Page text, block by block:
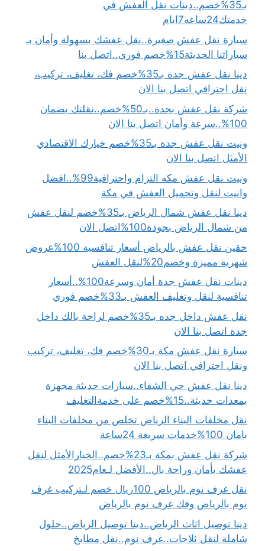
بـ35%خصم..دينات نقل العفش في
خدمتك24ساعه7ايام
سيارة نقل عفش صغيرة..نقل عفشك بسهولة وأمان بـ
سياراتنا الحديثة15%خصم فوري..اتصل بنا
دينا نقل عفش جدة بـ35%خصم فك، تغليف، تركيب،
نقل احترافي اتصل بنا الان
شركة نقل عفش بجدة..بـ50%خصم..نقلتك بضمان
100%..سرعة وأمان اتصل بنا الان
ونيت نقل عفش جدة بـ35%خصم خيارك الاقتصادي
الأمثل اتصل بنا الان
ونيت نقل عفش مكه التزام واحترافية99%..افضل
وانيت لنقل وتحميل العفش في مكة
دينا نقل عفش شمال الرياض بـ35%خصم لنقل عفش
من شمال الرياض بجودة100%اتصل الان
حقين نقل عفش بالرياض أسعار تنافسية 100%عروض
شهرية مميزة وخصم20%لنقل العفش
دينات نقل عفش جدة أمان وسرعة100%..أسعار
تنافسية لنقل وتغليف العفش بـ33%خصم فوري
نقل عفش داخل جده بـ35%خصم لراحة بالك داخل
جدة اتصل بنا الان
سيارة نقل عفش مكة بـ30%خصم فك، تغليف، تركيب
ونقل احترافي اتصل بنا الان
دينا نقل عفش حي الشفاء..سيارات حديثة مجهزة
بمعدات حديثة..15%خصم على خدمةالتغليف
نقل مخلفات البناء الرياض تخلص من مخلفات البناء
بامان 100%خدمات سريعة 24ساعة
شركة نقل عفش بمكة بـ23%خصم..الخيارالأمثل لنقل
عفشك بأمان وراحة بال..الأفضل لـعام2025
نقل غرف نوم بالرياض 100ريال خصم لـتركيب غرف
نوم بالرياض وفك غرف نوم بالرياض
دينا توصيل اثاث الرياض..دينا توصيل الرياض..حلول
شاملة لنقل ثلاجات..غرف نوم..نقل مطابخ